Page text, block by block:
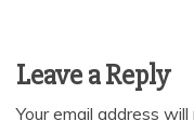
Leave a Reply
Your email address